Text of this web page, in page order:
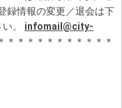
録情報の変更／退会は下
。 infomail@city-
＊＊＊＊＊＊＊＊＊＊＊